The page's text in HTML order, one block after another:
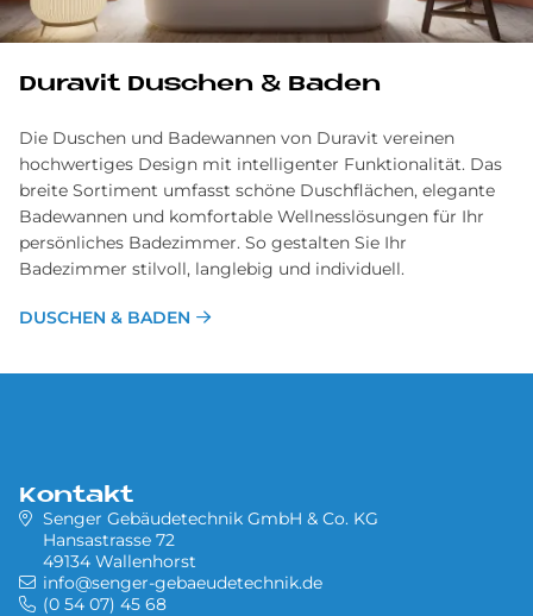
Du­ra­vit Du­schen & Ba­den
Die Duschen und Badewannen von Duravit vereinen
hochwertiges Design mit intelligenter Funktionalität. Das
breite Sortiment umfasst schöne Duschflächen, elegante
Badewannen und komfortable Wellnesslösungen für Ihr
persönliches Badezimmer. So gestalten Sie Ihr
Badezimmer stilvoll, langlebig und individuell.
DUSCHEN & BADEN
Kontakt
Senger Gebäudetechnik GmbH & Co. KG
Hansastrasse 72
49134 Wallenhorst
info@senger-gebaeudetechnik.de
(0 54 07) 45 68